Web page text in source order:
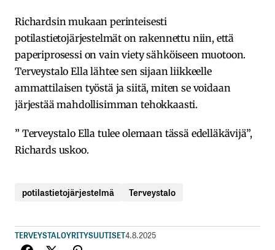
Richardsin mukaan perinteisesti
potilastietojärjestelmät on rakennettu niin, että
paperiprosessi on vain viety sähköiseen muotoon.
Terveystalo Ella lähtee sen sijaan liikkeelle
ammattilaisen työstä ja siitä, miten se voidaan
järjestää mahdollisimman tehokkaasti.
” Terveystalo Ella tulee olemaan tässä edelläkävijä”,
Richards uskoo.
potilastietojärjestelmä Terveystalo
TERVEYSTALOYRITYSUUTISET4.8.2025